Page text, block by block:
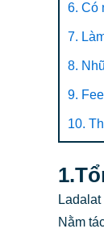
6. Có
7.
8.
9.
10.
Nằm